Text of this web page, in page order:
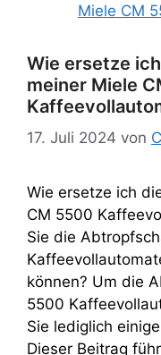
Wie ersetze
meiner Miele
17. Juli 2024 von
Wie ersetze ich
CM 5500
Sie die
können? Um die
5500
Sie lediglich
Dieser Beitrag